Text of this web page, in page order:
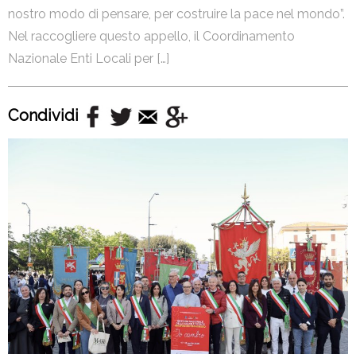
nostro modo di pensare, per costruire la pace nel mondo”.
Nel raccogliere questo appello, il Coordinamento
Nazionale Enti Locali per […]
Condividi